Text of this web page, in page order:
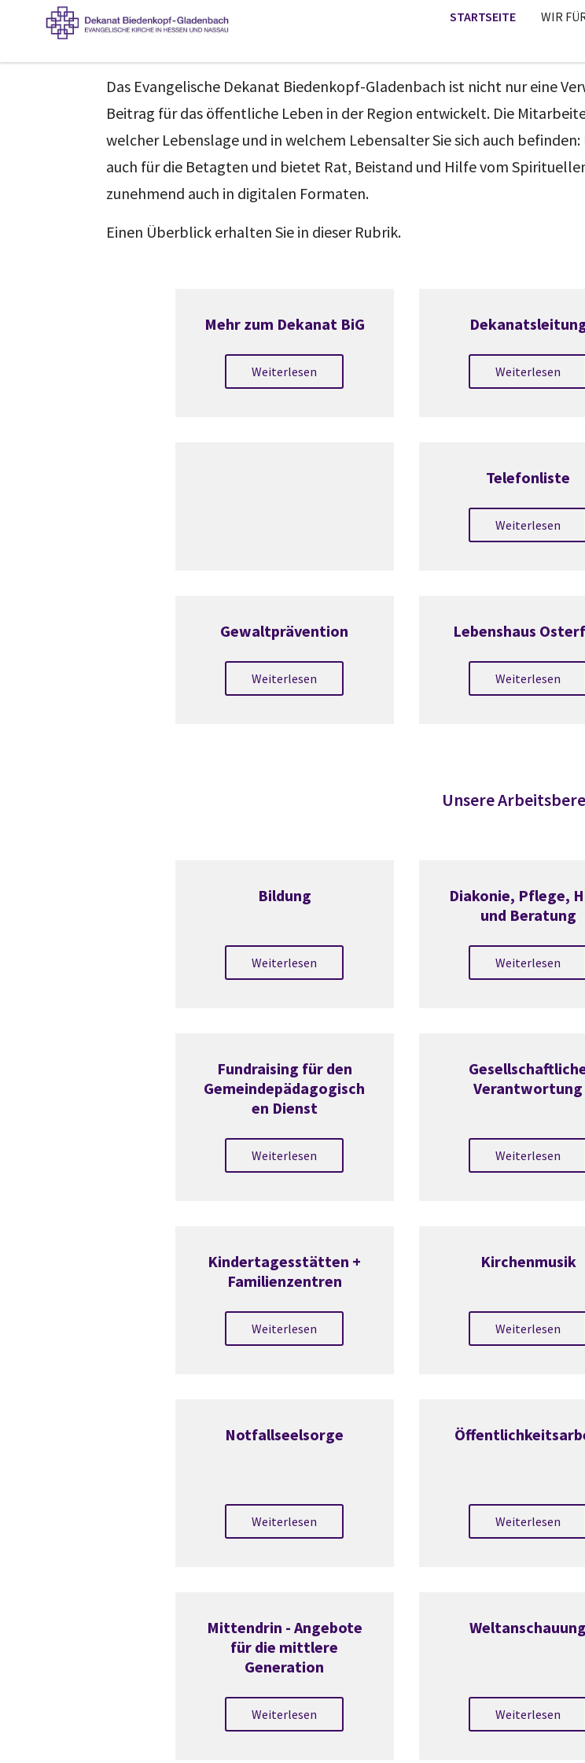
STARTSEITE WIR
Das Evangelische Dekanat Biedenkopf-Gladenbach ist nicht nur eine
Beitrag für das öffentliche Leben in der Region entwickelt. Die
welcher Lebenslage und in welchem Lebensalter Sie sich auch
auch für die Betagten und bietet Rat, Beistand und Hilfe vom
zunehmend auch in digitalen Formaten.
Einen Überblick erhalten Sie in dieser Rubrik.
Mehr zum Dekanat BiG
Weiterlesen Weiterlesen
Telefonliste
Weiterlesen
Gewaltprävention
Weiterlesen
Lebenshaus
Weiterlesen
Unsere
Bildung
Weiterlesen
Diakonie, Pflege,
und Beratung
Weiterlesen
Fundraising für den
Gemeindepädagogisch
en Dienst
Weiterlesen
Verantwortung
Weiterlesen
Kindertagesstätten +
Familienzentren
Weiterlesen
Kirchenmusik
Weiterlesen
Notfallseelsorge
Weiterlesen Weiterlesen
Mittendrin - Angebote
für die mittlere
Generation
Weiterlesen
Weltanschauung
Weiterlesen